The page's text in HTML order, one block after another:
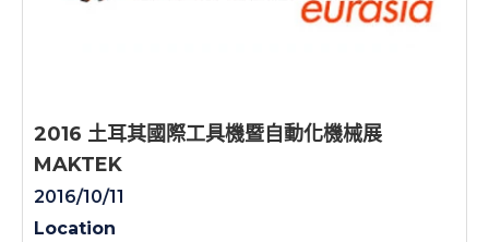
2016 土耳其國際工具機暨自動化機械展
MAKTEK
2016/10/11
Location